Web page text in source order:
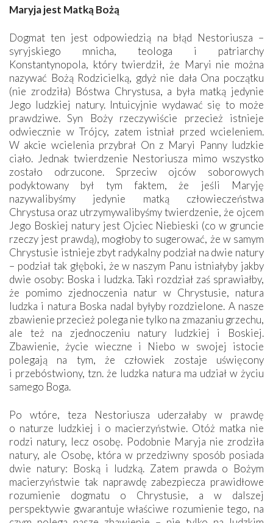
Maryja jest Matką Bożą
Dogmat ten jest odpowiedzią na błąd Nestoriusza –
syryjskiego mnicha, teologa i patriarchy
Konstantynopola, który twierdził, że Maryi nie można
nazywać Bożą Rodzicielką, gdyż nie dała Ona początku
(nie zrodziła) Bóstwa Chrystusa, a była matką jedynie
Jego ludzkiej natury. Intuicyjnie wydawać się to może
prawdziwe. Syn Boży rzeczywiście przecież istnieje
odwiecznie w Trójcy, zatem istniał przed wcieleniem.
W akcie wcielenia przybrał On z Maryi Panny ludzkie
ciało. Jednak twierdzenie Nestoriusza mimo wszystko
zostało odrzucone. Sprzeciw ojców soborowych
podyktowany był tym faktem, że jeśli Maryję
nazywalibyśmy jedynie matką człowieczeństwa
Chrystusa oraz utrzymywalibyśmy twierdzenie, że ojcem
Jego Boskiej natury jest Ojciec Niebieski (co w gruncie
rzeczy jest prawdą), mogłoby to sugerować, że w samym
Chrystusie istnieje zbyt radykalny podział na dwie natury
– podział tak głęboki, że w naszym Panu istniałyby jakby
dwie osoby: Boska i ludzka. Taki rozdział zaś sprawiałby,
że pomimo zjednoczenia natur w Chrystusie, natura
ludzka i natura Boska nadal byłyby rozdzielone. A nasze
zbawienie przecież polega nie tylko na zmazaniu grzechu,
ale też na zjednoczeniu natury ludzkiej i Boskiej.
Zbawienie, życie wieczne i Niebo w swojej istocie
polegają na tym, że człowiek zostaje uświęcony
i przebóstwiony, tzn. że ludzka natura ma udział w życiu
samego Boga.
Po wtóre, teza Nestoriusza uderzałaby w prawdę
o naturze ludzkiej i o macierzyństwie. Otóż matka nie
rodzi natury, lecz osobę. Podobnie Maryja nie zrodziła
natury, ale Osobę, która w przedziwny sposób posiada
dwie natury: Boską i ludzką. Zatem prawda o Bożym
macierzyństwie tak naprawdę zabezpiecza prawidłowe
rozumienie dogmatu o Chrystusie, a w dalszej
perspektywie gwarantuje właściwe rozumienie tego, na